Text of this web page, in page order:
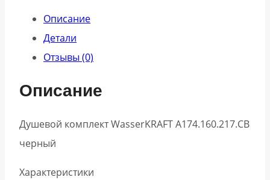
Описание
Детали
Отзывы (0)
Описание
Душевой комплект WasserKRAFT A174.160.217.CB
черный
Характеристики